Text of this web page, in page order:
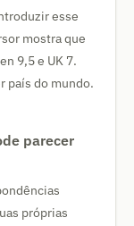
esse
mostra que
9,5 e UK 7.
país do mundo.
parecer
próprias